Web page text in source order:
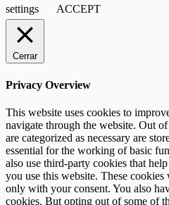
settings
ACCEPT
Cerrar
Privacy Overview
This website uses cookies to
navigate through the website. Out
are categorized as necessary are
essential for the working of basic
also use third-party cookies that
you use this website. These
only with your consent. You also
cookies. But opting out of some of